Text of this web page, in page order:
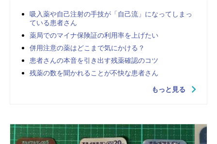
吸入薬や自己注射の手技が「自己流」になってしまっ
ている患者さん
薬局でのマイナ保険証の利用率を上げたい
併用注意の薬はどこまで気にかける？
患者さんの本音を引き出す残薬確認のコツ
残薬の数を聞かれることが不快な患者さん
もっと見る